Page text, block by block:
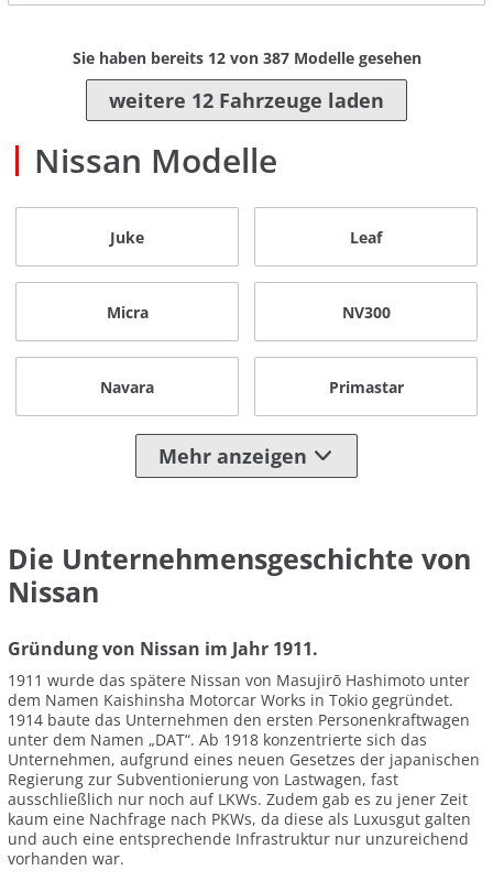
Sie haben bereits 12von 387Modelle gesehen
weitere 12 Fahrzeuge laden
Nissan Modelle
Juke Leaf
Micra NV300
Navara Primastar
Mehr anzeigen
Die Unternehmensgeschichte von
Nissan
Gründung von Nissan im Jahr 1911.
1911 wurde das spätere Nissan von Masujirō Hashimoto unter
dem Namen Kaishinsha Motorcar Works in Tokio gegründet.
1914 baute das Unternehmen den ersten Personenkraftwagen
unter dem Namen „DAT“. Ab 1918 konzentrierte sich das
Unternehmen, aufgrund eines neuen Gesetzes der japanischen
Regierung zur Subventionierung von Lastwagen, fast
ausschließlich nur noch auf LKWs. Zudem gab es zu jener Zeit
kaum eine Nachfrage nach PKWs, da diese als Luxusgut galten
und auch eine entsprechende Infrastruktur nur unzureichend
vorhanden war.